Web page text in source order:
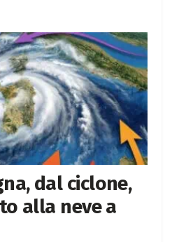
dal ciclone,
alla neve a